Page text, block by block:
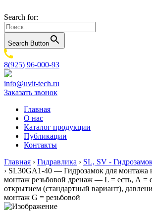
Search for:
Search Button
8(925) 96-000-93
info@uvit-tech.ru
Заказать звонок
Главная
О нас
Каталог продукции
Публикации
Контакты
Главная › Гидравлика › SL, SV -
› SL30GA1-40 — Гидрозамок для монтажа
монтаж резьбовой дренаж — L = есть, А =
открытием (стандартный вариант),
монтаж G = резьбовой